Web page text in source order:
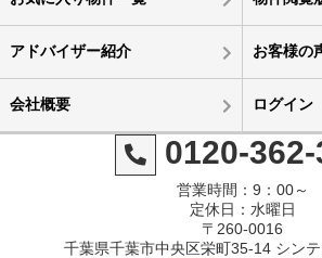
アドバイザー紹介 お客様の
会社概要 ログイン
0120-
営業時間：9：00～
定休日：水曜日
〒260-0016
千葉県千葉市中央区栄町35-14 シン